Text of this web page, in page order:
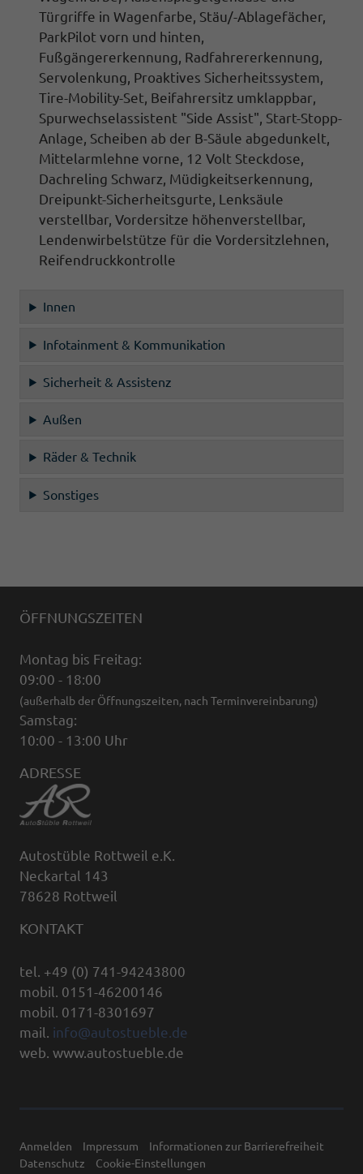
Türgriffe in Wagenfarbe, Stäu/-Ablagefächer,
ParkPilot vorn und hinten,
Fußgängererkennung, Radfahrererkennung,
Servolenkung, Proaktives Sicherheitssystem,
Tire-Mobility-Set, Beifahrersitz umklappbar,
Spurwechselassistent "Side Assist", Start-Stopp-
Anlage, Scheiben ab der B-Säule abgedunkelt,
Mittelarmlehne vorne, 12 Volt Steckdose,
Dachreling Schwarz, Müdigkeitserkennung,
Dreipunkt-Sicherheitsgurte, Lenksäule
verstellbar, Vordersitze höhenverstellbar,
Lendenwirbelstütze für die Vordersitzlehnen,
Reifendruckkontrolle
Innen
Infotainment & Kommunikation
Sicherheit & Assistenz
Außen
Räder & Technik
Sonstiges
ÖFFNUNGSZEITEN
Montag bis Freitag:
09:00 - 18:00
(außerhalb der Öffnungszeiten, nach Terminvereinbarung)
Samstag:
10:00 - 13:00 Uhr
ADRESSE
Autostüble Rottweil e.K.
Neckartal 143
78628 Rottweil
KONTAKT
tel. +49 (0) 741-94243800
mobil. 0151-46200146
mobil. 0171-8301697
mail. info@autostueble.de
web. www.autostueble.de
Anmelden Impressum
Informationen zur Barrierefreiheit
Datenschutz
Cookie-Einstellungen